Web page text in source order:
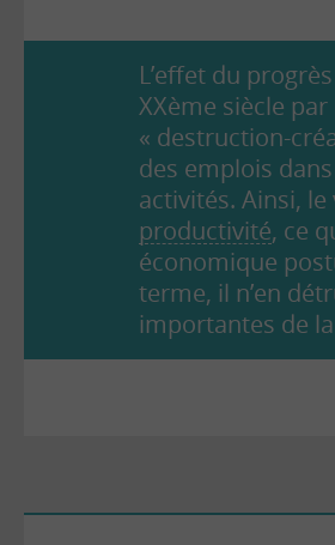
L’effet du
XXème siècle
« destruction-
des emplois
activités. Ainsi,
productivité, ce
économique
terme, il n’en
importantes de